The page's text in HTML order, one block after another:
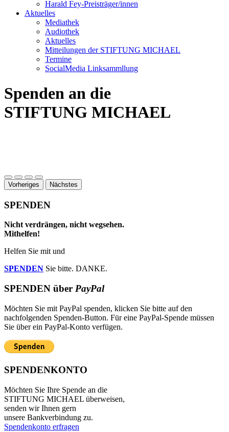
Harald Fey-Preisträger/innen
Aktuelles
Mediathek
Audiothek
Aktuelles
Mitteilungen der STIFTUNG MICHAEL
Termine
SocialMedia Linksammllung
Spenden an die
STIFTUNG MICHAEL
Vorheriges Nächstes
SPENDEN
Nicht verdrängen, nicht wegsehen.
Mithelfen!
Helfen Sie mit und
SPENDEN Sie bitte. DANKE.
SPENDEN über PayPal
Möchten Sie mit PayPal spenden, klicken Sie bitte auf den
nachfolgenden Spenden-Button. Für eine PayPal-Spende müssen
Sie über ein PayPal-Konto verfügen.
SPENDENKONTO
Möchten Sie Ihre Spende an die
STIFTUNG MICHAEL überweisen,
senden wir Ihnen gern
unsere Bankverbindung zu.
Spendenkonto erfragen